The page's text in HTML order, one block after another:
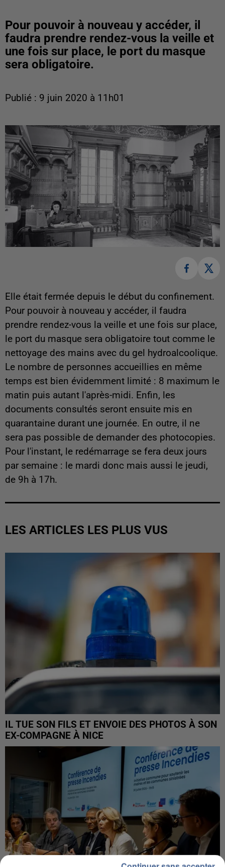
Pour pouvoir à nouveau y accéder, il
faudra prendre rendez-vous la veille et
une fois sur place, le port du masque
sera obligatoire.
Publié : 9 juin 2020 à 11h01
Elle était fermée depuis le début du confinement.
Pour pouvoir à nouveau y accéder, il faudra
prendre rendez-vous la veille et une fois sur place,
le port du masque sera obligatoire tout comme le
nettoyage des mains avec du gel hydroalcoolique.
Le nombre de personnes accueillies en même
temps est bien évidemment limité : 8 maximum le
matin puis autant l'après-midi. Enfin, les
documents consultés seront ensuite mis en
quarantaine durant une journée. En outre, il ne
sera pas possible de demander des photocopies.
Pour l'instant, le redémarrage se fera deux jours
par semaine : le mardi donc mais aussi le jeudi,
de 9h à 17h.
LES ARTICLES LES PLUS VUS
IL TUE SON FILS ET ENVOIE DES PHOTOS À SON
EX-COMPAGNE À NICE